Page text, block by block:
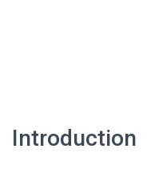
Introduction